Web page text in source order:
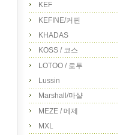
KEF
KEFINE/커핀
KHADAS
KOSS / 코스
LOTOO / 로투
Lussin
Marshall/마샬
MEZE / 메제
MXL